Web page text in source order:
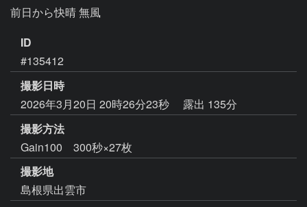
前日から快晴 無風
ID
#135412
撮影日時
2026年3月20日 20時26分23秒
露出 135分
撮影方法
Gain100 300秒×27枚
撮影地
島根県出雲市